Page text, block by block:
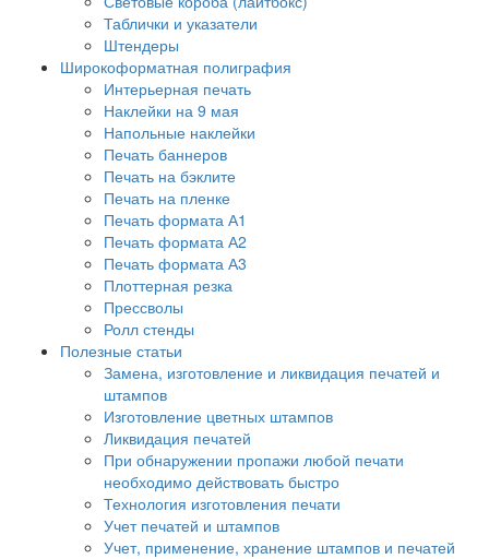
Таблички и указатели
Штендеры
Широкоформатная полиграфия
Интерьерная печать
Наклейки на 9 мая
Напольные наклейки
Печать баннеров
Печать на бэклите
Печать на пленке
Печать формата А1
Печать формата А2
Печать формата А3
Плоттерная резка
Прессволы
Ролл стенды
Полезные статьи
Замена, изготовление и ликвидация печатей и
штампов
Изготовление цветных штампов
Ликвидация печатей
При обнаружении пропажи любой печати
необходимо действовать быстро
Технология изготовления печати
Учет печатей и штампов
Учет, применение, хранение штампов и печатей